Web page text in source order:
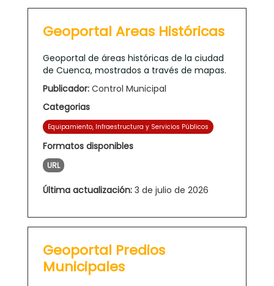
Geoportal Areas Históricas
Geoportal de áreas históricas de la ciudad
de Cuenca, mostrados a través de mapas.
Publicador: Control Municipal
Categorias
Equipamiento, Infraestructura y Servicios Públicos
Formatos disponibles
URL
Última actualización: 3 de julio de 2026
Geoportal Predios
Municipales